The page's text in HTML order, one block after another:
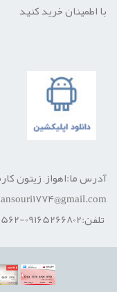
با اطمینان خرید کنید
آدرس ما:اهواز, زیتون
تلفن:09165266802-09169319562